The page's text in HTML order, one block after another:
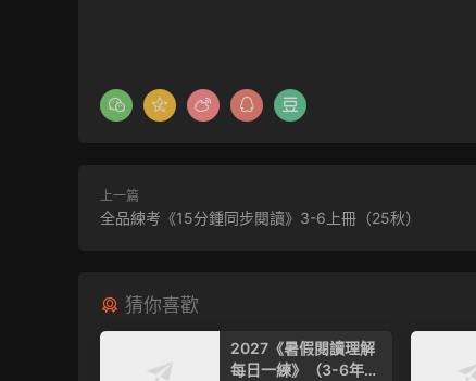
上一篇
全品練考《15分鍾同步閱讀》3-6上冊（25秋）
猜你喜歡
2027《暑假閱讀理解
每日一練》（3-6年級